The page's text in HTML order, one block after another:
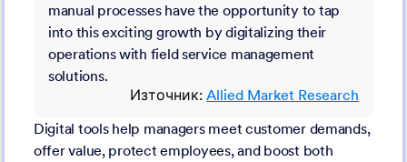
manual processes have the opportunity to tap
into this exciting growth by digitalizing their
operations with field service management
solutions.
Източник: Allied Market Research
Digital tools help managers meet customer demands,
offer value, protect employees, and boost both